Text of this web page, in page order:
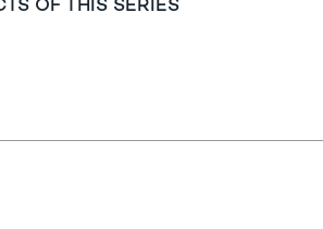
OF THIS SERIES